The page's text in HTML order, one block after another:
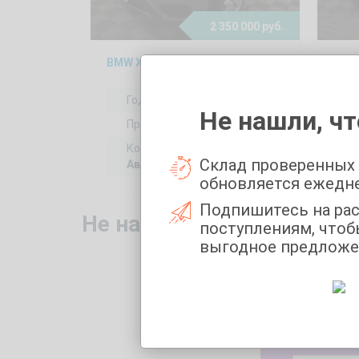
2 350 000 руб.
BMW X3 2, 2015
Год выпуска:
Пробег:
148539 км
Коробка передач:
Автоматическая
Не нашли то, что
Укажите
Не нашли,
Склад
обновляется
Подпишитесь на
поступлениям,
выгодное